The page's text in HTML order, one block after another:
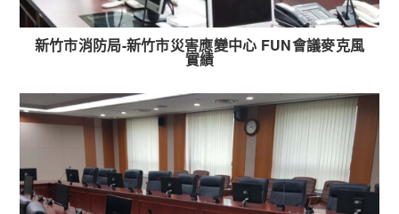
新竹市消防局-新竹市災害應變中心 FUN會議麥克風
實績